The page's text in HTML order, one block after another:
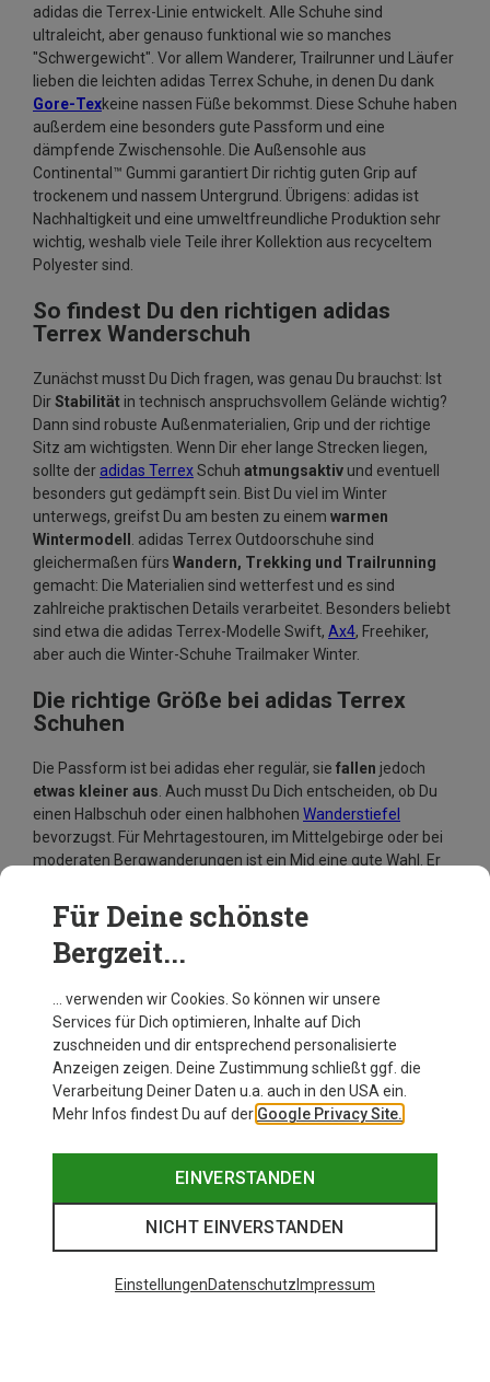
adidas die Terrex-Linie entwickelt. Alle Schuhe sind
ultraleicht, aber genauso funktional wie so manches
"Schwergewicht". Vor allem Wanderer, Trailrunner und Läufer
lieben die leichten adidas Terrex Schuhe, in denen Du dank
Gore-Texkeine nassen Füße bekommst. Diese Schuhe haben
außerdem eine besonders gute Passform und eine
dämpfende Zwischensohle. Die Außensohle aus
Continental™ Gummi garantiert Dir richtig guten Grip auf
trockenem und nassem Untergrund. Übrigens: adidas ist
Nachhaltigkeit und eine umweltfreundliche Produktion sehr
wichtig, weshalb viele Teile ihrer Kollektion aus recyceltem
Polyester sind.
So findest Du den richtigen adidas
Terrex Wanderschuh
Zunächst musst Du Dich fragen, was genau Du brauchst: Ist
DirStabilität in technisch anspruchsvollem Gelände wichtig?
Dann sind robuste Außenmaterialien, Grip und der richtige
Sitz am wichtigsten. Wenn Dir eher lange Strecken liegen,
sollte der adidas TerrexSchuh atmungsaktiv und eventuell
besonders gut gedämpft sein. Bist Du viel im Winter
unterwegs, greifst Du am besten zu einem warmen
Wintermodell . adidas Terrex Outdoorschuhe sind
gleichermaßen fürs Wandern, Trekking und Trailrunning
gemacht: Die Materialien sind wetterfest und es sind
zahlreiche praktischen Details verarbeitet. Besonders beliebt
sind etwa die adidas Terrex-Modelle Swift, Ax4, Freehiker,
aber auch die Winter-Schuhe Trailmaker Winter.
Die richtige Größe bei adidas Terrex
Schuhen
Die Passform ist bei adidas eher regulär, sie fallen jedoch
etwas kleiner aus. Auch musst Du Dich entscheiden, ob Du
einen Halbschuh oder einen halbhohen Wanderstiefel
bevorzugst. Für Mehrtagestouren, im Mittelgebirge oder bei
moderaten Bergwanderungen ist ein Mid eine gute Wahl. Er
Sprunggelenke, wenn es mal ruppiger wird. Im Bergzeit
Online Shop findest Du eine breite Auswahl an adidas Terrex
Schuhen – ganz egal ob Trekking-, Wander- oder Hikingschuh
Für Deine schönste
Bergzeit...
… verwenden wir Cookies. So können wir unsere
Services für Dich optimieren, Inhalte auf Dich
zuschneiden und dir entsprechend personalisierte
Anzeigen zeigen. Deine Zustimmung schließt ggf. die
Verarbeitung Deiner Daten u.a. auch in den USA ein.
Mehr Infos findest Du auf der Google Privacy Site.
EINVERSTANDEN
NICHT EINVERSTANDEN
EinstellungenDatenschutz Impressum